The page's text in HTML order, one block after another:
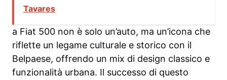
Tavares
a Fiat 500 non è solo un’auto, ma un’icona che
riflette un legame culturale e storico con il
Belpaese, offrendo un mix di design classico e
funzionalità urbana. Il successo di questo